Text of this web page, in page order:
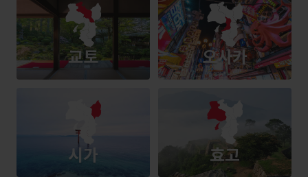
교토 오사카
시가 효고